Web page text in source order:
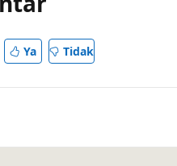
Ya Tidak